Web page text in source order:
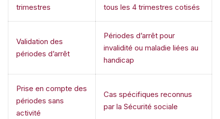
trimestres
tous les 4 trimestres cotisés
Validation des
périodes d’arrêt
Périodes d’arrêt pour
invalidité ou maladie liées au
handicap
Prise en compte des
périodes sans
activité
Cas spécifiques reconnus
par la Sécurité sociale